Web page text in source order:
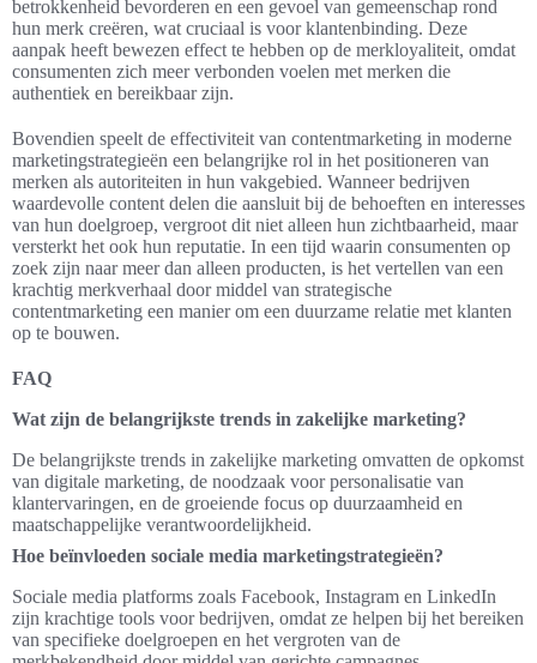
betrokkenheid bevorderen en een gevoel van gemeenschap rond
hun merk creëren, wat cruciaal is voor klantenbinding. Deze
aanpak heeft bewezen effect te hebben op de merkloyaliteit, omdat
consumenten zich meer verbonden voelen met merken die
authentiek en bereikbaar zijn.
Bovendien speelt de effectiviteit van contentmarketing in moderne
marketingstrategieën een belangrijke rol in het positioneren van
merken als autoriteiten in hun vakgebied. Wanneer bedrijven
waardevolle content delen die aansluit bij de behoeften en interesses
van hun doelgroep, vergroot dit niet alleen hun zichtbaarheid, maar
versterkt het ook hun reputatie. In een tijd waarin consumenten op
zoek zijn naar meer dan alleen producten, is het vertellen van een
krachtig merkverhaal door middel van strategische
contentmarketing een manier om een duurzame relatie met klanten
op te bouwen.
FAQ
Wat zijn de belangrijkste trends in zakelijke marketing?
De belangrijkste trends in zakelijke marketing omvatten de opkomst
van digitale marketing, de noodzaak voor personalisatie van
klantervaringen, en de groeiende focus op duurzaamheid en
maatschappelijke verantwoordelijkheid.
Hoe beïnvloeden sociale media marketingstrategieën?
Sociale media platforms zoals Facebook, Instagram en LinkedIn
zijn krachtige tools voor bedrijven, omdat ze helpen bij het bereiken
van specifieke doelgroepen en het vergroten van de